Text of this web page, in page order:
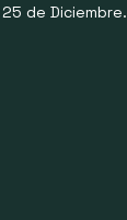
de Diciembre.